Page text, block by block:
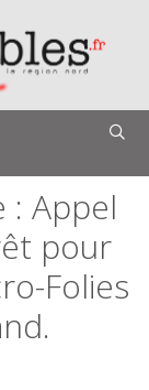
: Appel
pour
Folies